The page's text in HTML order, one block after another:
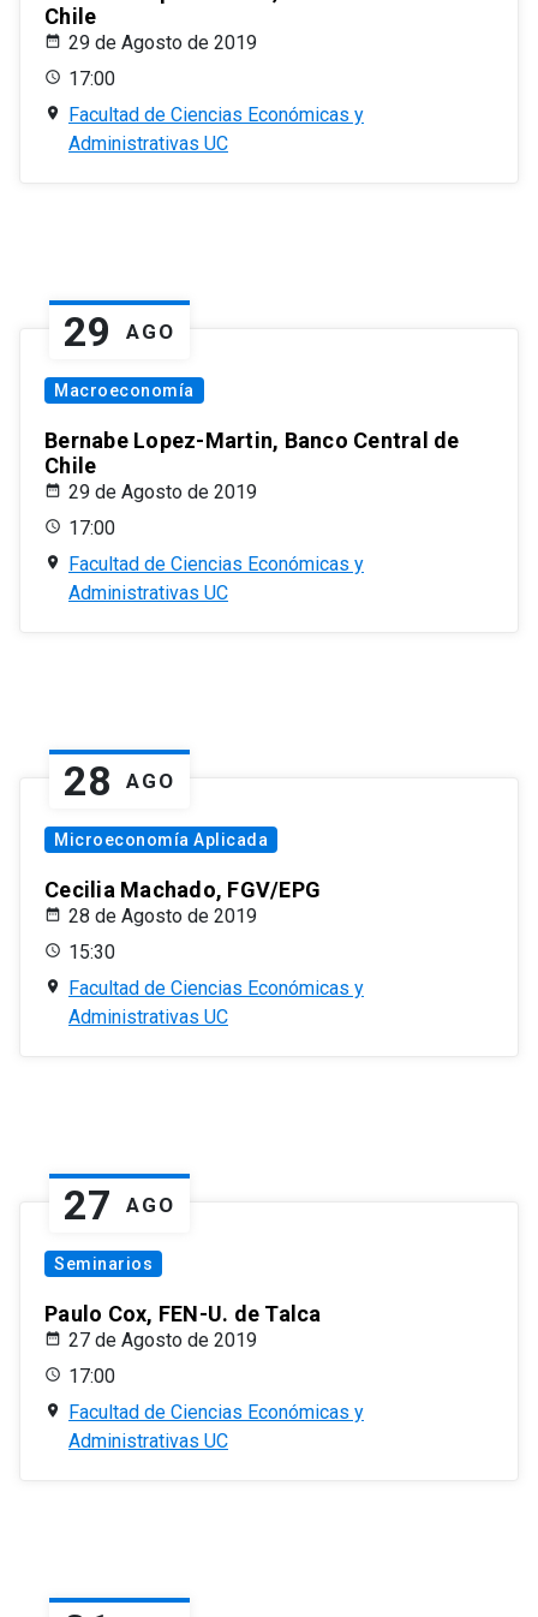
Chile
29 de Agosto de 2019
17:00
Facultad de Ciencias Económicas y
Administrativas UC
29 AGO
Macroeconomía
Bernabe Lopez-Martin, Banco Central de
Chile
29 de Agosto de 2019
17:00
Facultad de Ciencias Económicas y
Administrativas UC
28 AGO
Microeconomía Aplicada
Cecilia Machado, FGV/EPG
28 de Agosto de 2019
15:30
Facultad de Ciencias Económicas y
Administrativas UC
27 AGO
Seminarios
Paulo Cox, FEN-U. de Talca
27 de Agosto de 2019
17:00
Facultad de Ciencias Económicas y
Administrativas UC